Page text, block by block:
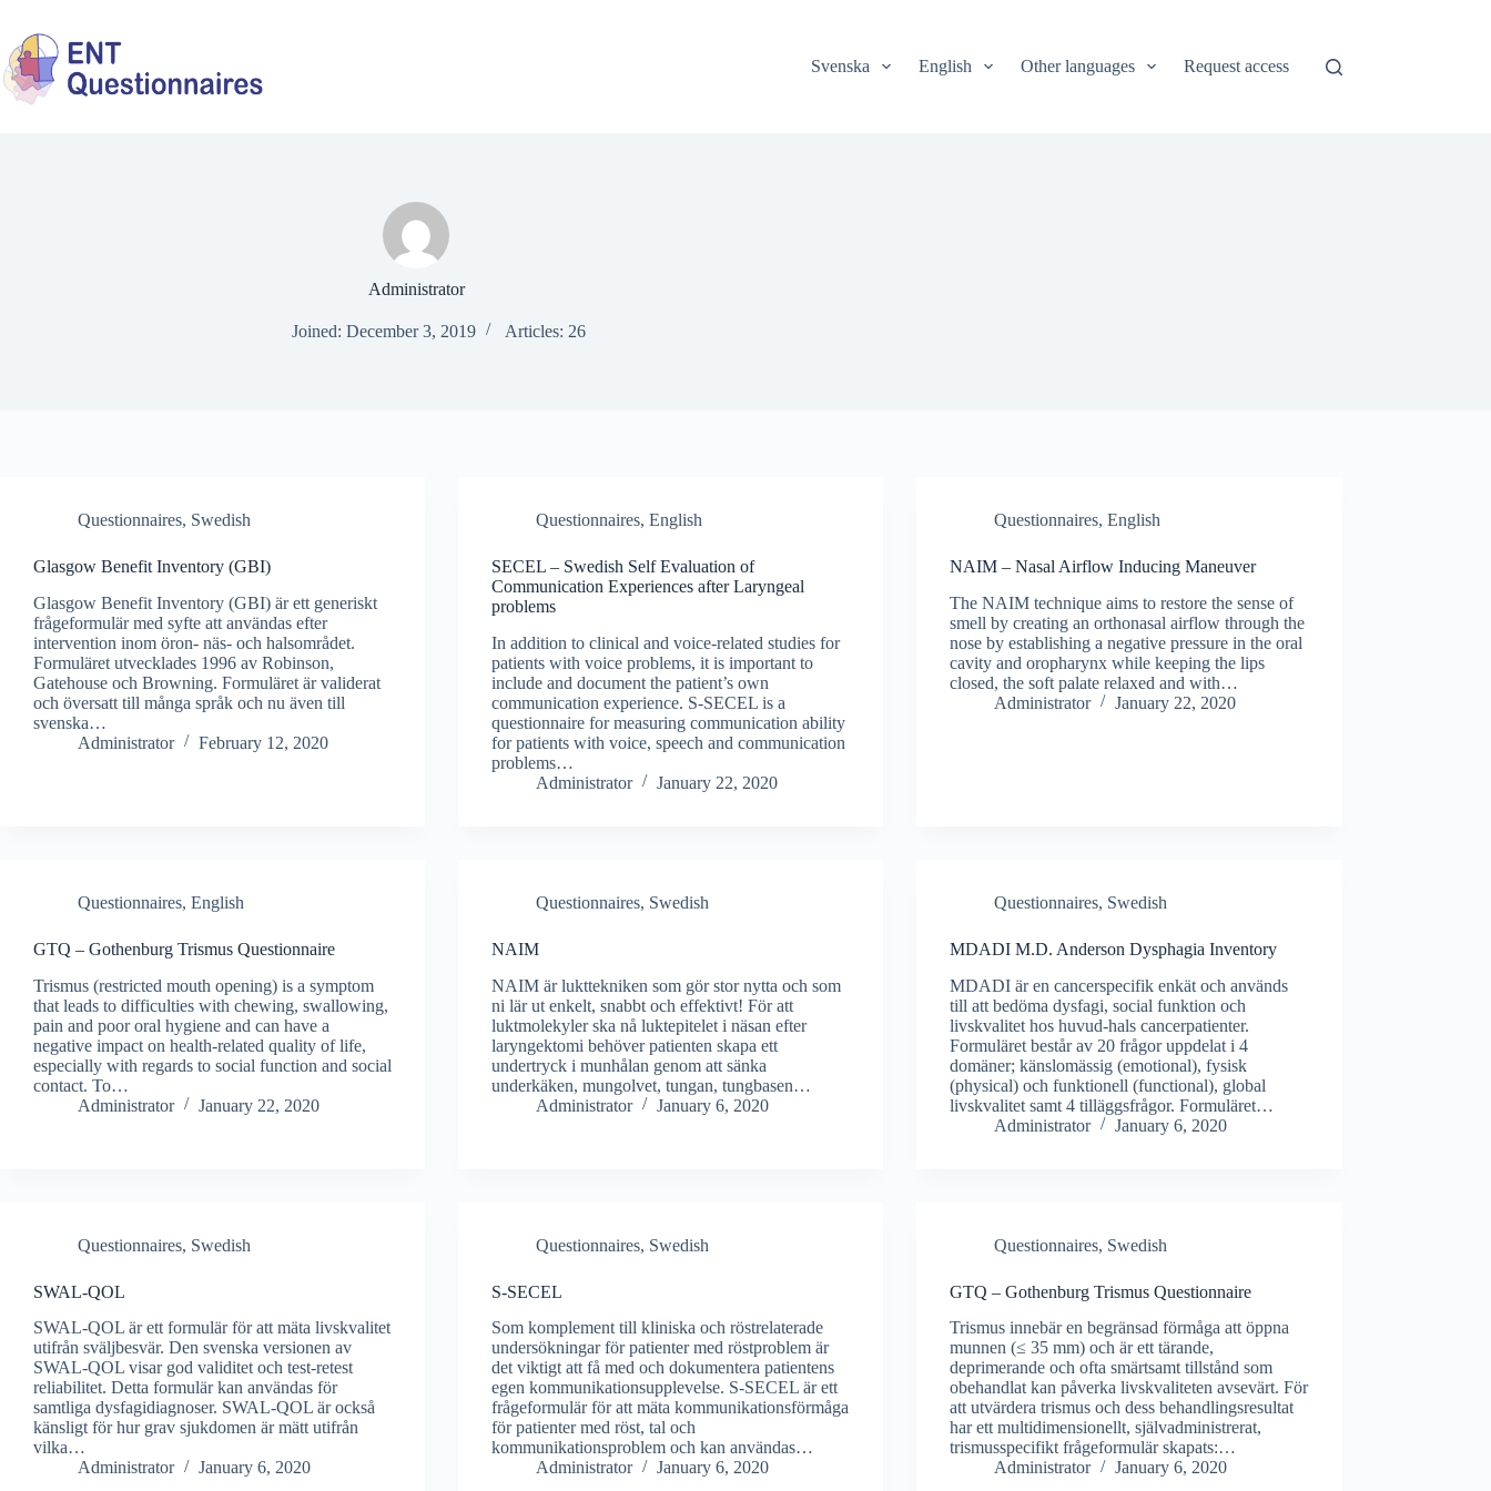
content
Svenska
English Other languages Request access
Administrator
Joined: December 3, 2019 Articles: 26
Questionnaires, Swedish
Glasgow Benefit Inventory (GBI)
Glasgow Benefit Inventory (GBI) är ett generiskt
frågeformulär med syfte att användas efter
intervention inom öron- näs- och halsområdet.
Formuläret utvecklades 1996 av Robinson,
Gatehouse och Browning. Formuläret är validerat
och översatt till många språk och nu även till
svenska…
Administrator
February 12, 2020
Questionnaires, English
SECEL – Swedish Self Evaluation of
Communication Experiences after Laryngeal
problems
In addition to clinical and voice-related studies for
patients with voice problems, it is important to
include and document the patient’s own
communication experience. S-SECEL is a
questionnaire for measuring communication ability
for patients with voice, speech and communication
problems…
Administrator
January 22, 2020
Questionnaires, English
NAIM – Nasal Airflow Inducing Maneuver
The NAIM technique aims to restore the sense of
smell by creating an orthonasal airflow through the
nose by establishing a negative pressure in the oral
cavity and oropharynx while keeping the lips
closed, the soft palate relaxed and with…
Administrator
January 22, 2020
Questionnaires, English
GTQ – Gothenburg Trismus Questionnaire
Trismus (restricted mouth opening) is a symptom
that leads to difficulties with chewing, swallowing,
pain and poor oral hygiene and can have a
negative impact on health-related quality of life,
especially with regards to social function and social
contact. To…
Administrator
January 22, 2020
Questionnaires, Swedish
NAIM
NAIM är lukttekniken som gör stor nytta och som
ni lär ut enkelt, snabbt och effektivt! För att
luktmolekyler ska nå luktepitelet i näsan efter
laryngektomi behöver patienten skapa ett
undertryck i munhålan genom att sänka
underkäken, mungolvet, tungan, tungbasen…
Administrator
January 6, 2020
Questionnaires, Swedish
MDADI M.D. Anderson Dysphagia Inventory
MDADI är en cancerspecifik enkät och används
till att bedöma dysfagi, social funktion och
livskvalitet hos huvud-hals cancerpatienter.
Formuläret består av 20 frågor uppdelat i 4
domäner; känslomässig (emotional), fysisk
(physical) och funktionell (functional), global
livskvalitet samt 4 tilläggsfrågor. Formuläret…
Administrator
January 6, 2020
Questionnaires, Swedish
SWAL-QOL
SWAL-QOL är ett formulär för att mäta livskvalitet
utifrån sväljbesvär. Den svenska versionen av
SWAL-QOL visar god validitet och test-retest
reliabilitet. Detta formulär kan användas för
samtliga dysfagidiagnoser. SWAL-QOL är också
känsligt för hur grav sjukdomen är mätt utifrån
vilka…
Administrator
January 6, 2020
Questionnaires, Swedish
S-SECEL
Som komplement till kliniska och röstrelaterade
undersökningar för patienter med röstproblem är
det viktigt att få med och dokumentera patientens
egen kommunikationsupplevelse. S-SECEL är ett
frågeformulär för att mäta kommunikationsförmåga
för patienter med röst, tal och
kommunikationsproblem och kan användas…
Administrator
January 6, 2020
Questionnaires, Swedish
GTQ – Gothenburg Trismus Questionnaire
Trismus innebär en begränsad förmåga att öppna
munnen (≤ 35 mm) och är ett tärande,
deprimerande och ofta smärtsamt tillstånd som
obehandlat kan påverka livskvaliteten avsevärt. För
att utvärdera trismus och dess behandlingsresultat
har ett multidimensionellt, självadministrerat,
trismusspecifikt frågeformulär skapats:…
Administrator
January 6, 2020